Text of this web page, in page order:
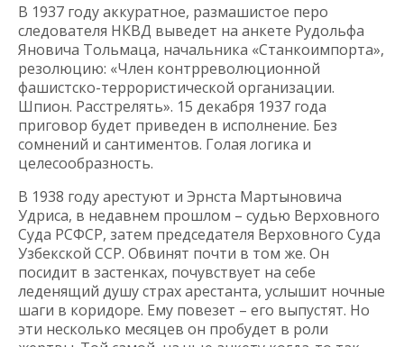
В 1937 году аккуратное, размашистое перо
следователя НКВД выведет на анкете Рудольфа
Яновича Тольмаца, начальника «Станкоимпорта»,
резолюцию: «Член контрреволюционной
фашистско-террористической организации.
Шпион. Расстрелять». 15 декабря 1937 года
приговор будет приведен в исполнение. Без
сомнений и сантиментов. Голая логика и
целесообразность.
В 1938 году арестуют и Эрнста Мартыновича
Удриса, в недавнем прошлом – судью Верховного
Суда РСФСР, затем председателя Верховного Суда
Узбекской ССР. Обвинят почти в том же. Он
посидит в застенках, почувствует на себе
леденящий душу страх арестанта, услышит ночные
шаги в коридоре. Ему повезет – его выпустят. Но
эти несколько месяцев он пробудет в роли